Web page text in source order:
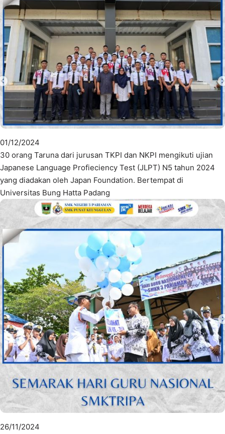
01/12/2024
30 orang Taruna dari jurusan TKPI dan NKPI mengikuti ujian
Japanese Language Profieciency Test (JLPT) N5 tahun 2024
yang diadakan oleh Japan Foundation. Bertempat di
Universitas Bung Hatta Padang
26/11/2024